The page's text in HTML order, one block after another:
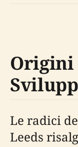
Origini
Le radici
Leeds